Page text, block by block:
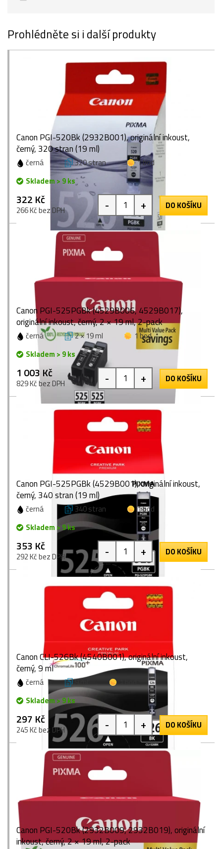
Prohlédněte si i další produkty
Canon PGI-520Bk (2932B001), originální inkoust,
černý, 320 stran (19 ml)
černá 320 stran
1 bod
Skladem > 9 ks
322 Kč
266 Kč bez DPH - + DO KOŠÍKU
Canon PGI-525PGBk (4529B006, 4529B017),
originální inkoust, černý, 2 × 19 ml, 2-pack
černá 2 × 19 ml
1 bod
Skladem > 9 ks
1 003 Kč
829 Kč bez DPH - + DO KOŠÍKU
Canon PGI-525PGBk (4529B001), originální inkoust,
černý, 340 stran (19 ml)
černá 340 stran
1 bod
Skladem > 9 ks
353 Kč
292 Kč bez DPH - + DO KOŠÍKU
Canon CLI-526Bk (4540B001), originální inkoust,
černý, 9 ml
černá 9 ml
Skladem > 9 ks
297 Kč
245 Kč bez DPH - + DO KOŠÍKU
Canon PGI-520Bk (2932B009, 2932B019), originální
inkoust, černý, 2 × 19 ml, 2-pack